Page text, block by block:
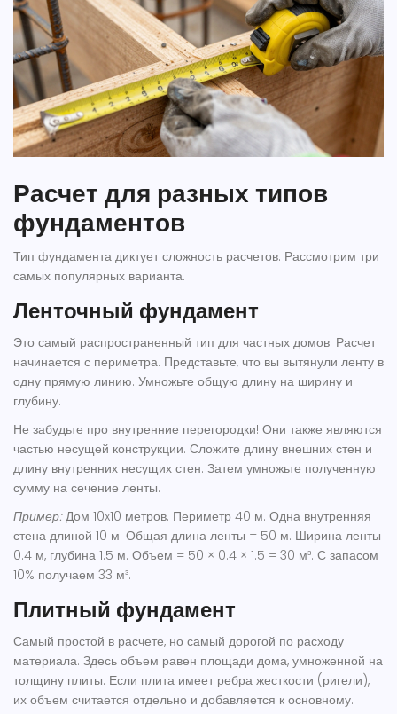
Расчет для разных типов
фундаментов
Тип фундамента диктует сложность расчетов. Рассмотрим три
самых популярных варианта.
Ленточный фундамент
Это самый распространенный тип для частных домов. Расчет
начинается с периметра. Представьте, что вы вытянули ленту в
одну прямую линию. Умножьте общую длину на ширину и
глубину.
Не забудьте про внутренние перегородки! Они также являются
частью несущей конструкции. Сложите длину внешних стен и
длину внутренних несущих стен. Затем умножьте полученную
сумму на сечение ленты.
Пример:Дом 10x10 метров. Периметр 40 м. Одна внутренняя
стена длиной 10 м. Общая длина ленты = 50 м. Ширина ленты
0.4 м, глубина 1.5 м. Объем = 50 × 0.4 × 1.5 = 30 м³. С запасом
10% получаем 33 м³.
Плитный фундамент
Самый простой в расчете, но самый дорогой по расходу
материала. Здесь объем равен площади дома, умноженной на
толщину плиты. Если плита имеет ребра жесткости (ригели),
их объем считается отдельно и добавляется к основному.